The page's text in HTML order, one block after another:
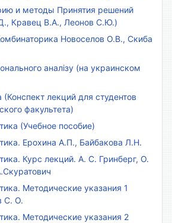
и методы Принятия решений
Кравец В.А., Леонов С.Ю.)
Новоселов О.В., Скиба
аналізу (на украинском
лекций для студентов
факультета)
(Учебное пособие)
Ерохина А.П., Байбакова Л.Н.
Курс лекций. А. С. Гринберг, О.
Методические указания 1
С. О.
Методические указания 2